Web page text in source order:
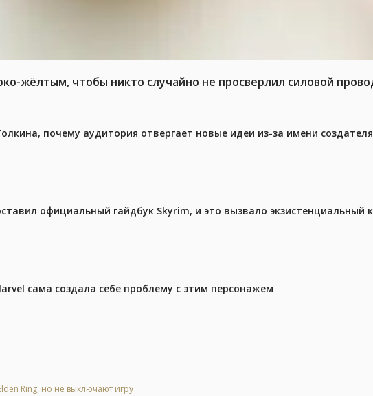
жёлтым, чтобы никто случайно не просверлил силовой
почему аудитория отвергает новые идеи из-за имени создателя
официальный гайдбук Skyrim, и это вызвало экзистенциальный
сама создала себе проблему с этим персонажем
Ring, но не выключают игру